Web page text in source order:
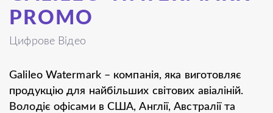
PROMO
Цифрове Відео
Galileo Watermark – компанія, яка виготовляє
продукцію для найбільших світових авіаліній.
Володіє офісами в США, Англії, Австралії та